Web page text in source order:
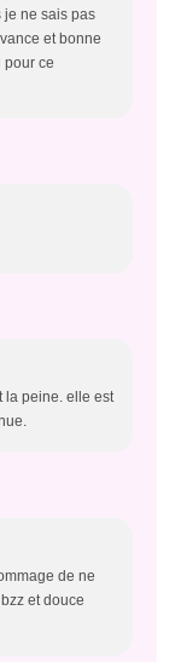
je ne sais pas
et bonne
pour ce
la peine. elle est
de ne
et douce